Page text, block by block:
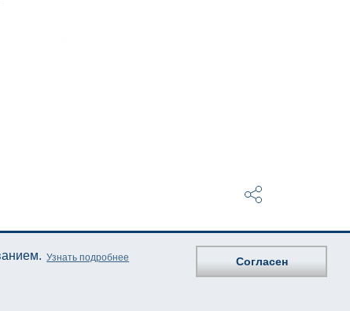
Узнать подробнее Согласен